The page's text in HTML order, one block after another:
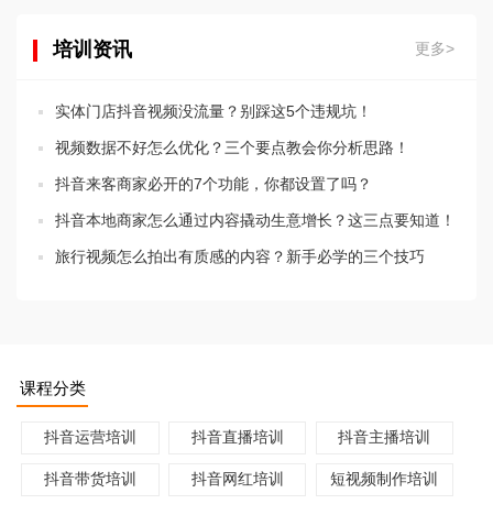
培训资讯 更多>
实体门店抖音视频没流量？别踩这5个违规坑！
视频数据不好怎么优化？三个要点教会你分析思路！
抖音来客商家必开的7个功能，你都设置了吗？
抖音本地商家怎么通过内容撬动生意增长？这三点要知道！
旅行视频怎么拍出有质感的内容？新手必学的三个技巧
课程分类
抖音运营培训 抖音直播培训 抖音主播培训
抖音带货培训 抖音网红培训 短视频制作培训